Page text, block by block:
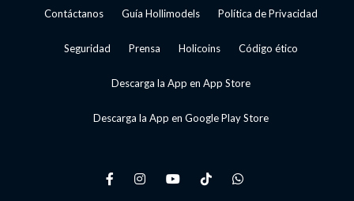
Contáctanos Guía Hollimodels Política de Privacidad
Seguridad Prensa Holicoins Código ético
Descarga la App en App Store
Descarga la App en Google Play Store